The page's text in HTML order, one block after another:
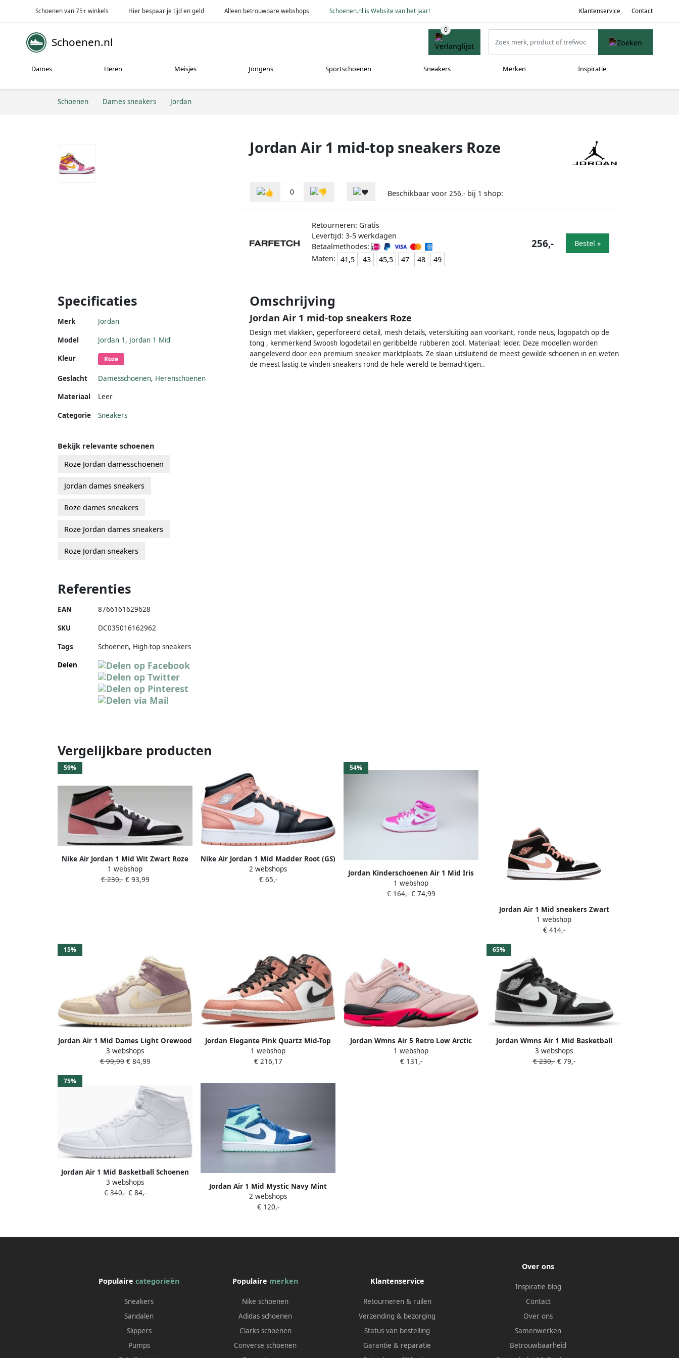
Schoenen van 75+ winkels Hier bespaar je tijd en geld Alleen betrouwbare webshops Schoenen.nl is Website van het Jaar! Klantenservice Contact
Schoenen.nl
Dames Heren Meisjes Jongens Sportschoenen Sneakers Merken Inspiratie
Schoenen Dames sneakers Jordan
Jordan Air 1 mid-top sneakers Roze
0 Beschikbaar voor 256,- bij 1 shop:
Retourneren: Gratis
Levertijd: 3-5 werkdagen
Betaalmethodes:
Maten: 41,5 43 45,5 47 48 49
256,- Bestel »
Specificaties
Merk Jordan
Model Jordan 1 , Jordan 1 Mid
Kleur
Roze
Geslacht Damesschoenen, Herenschoenen
Materiaal
Leer
Categorie Sneakers
Omschrijving
Jordan Air 1 mid-top sneakers Roze
Design met vlakken, geperforeerd detail, mesh details, vetersluiting aan voorkant, ronde neus, logopatch op de
tong , kenmerkend Swoosh logodetail en geribbelde rubberen zool. Materiaal: leder. Deze modellen worden
aangeleverd door een premium sneaker marktplaats. Ze slaan uitsluitend de meest gewilde schoenen in en weten
de meest lastig te vinden sneakers rond de hele wereld te bemachtigen..
Bekijk relevante schoenen
Roze Jordan damesschoenen
Jordan dames sneakers
Roze dames sneakers
Roze Jordan dames sneakers
Roze Jordan sneakers
Referenties
EAN 8766161629628
SKU DC035016162962
Tags
Schoenen, High-top sneakers
Delen
Vergelijkbare producten
59%
Nike Air Jordan 1 Mid Wit Zwart Roze
Doos zonder deksel
1 webshop
€ 230,-€ 93,99
Nike Air Jordan 1 Mid Madder Root (GS)
DM9077-108 Kleur als op foto Schoenen
2 webshops
€ 65,-
54%
Jordan Kinderschoenen Air 1 Mid Iris
Whisper White Fire Pink Iris Whisper
White Fire Pink
1 webshop
€ 164,-€ 74,99
Jordan Air 1 Mid sneakers Zwart
1 webshop
€ 414,-
15%
Jordan Air 1 Mid Dames Light Orewood
Brown Khaki Taupe Grey Team Gold-
Dames Light Orewood Brown Khaki
3 webshops
€ 99,99€ 84,99
Jordan Elegante Pink Quartz Mid-Top
Sneakers Pink Dames
1 webshop
€ 216,17
Jordan Wmns Air 5 Retro Low Arctic
Orange Siren Red Black Schoenmaat 40
1 2 Sneakers DA8016 806
1 webshop
€ 131,-
65%
Jordan Wmns Air 1 Mid Basketball
Schoenen white black white maat: 36
beschikbare maaten:36.5 37.5 38.5 39
3 webshops
€ 230,-€ 79,-
75%
Jordan Air 1 Mid Basketball Schoenen
white white white maat: 47.5
beschikbare maaten:41 42.5 43 44.5 45
3 webshops
€ 340,-€ 84,-
Jordan Air 1 Mid Mystic Navy Mint
Foam White Schoenmaat 47 1 2
Sneakers 554724 413
2 webshops
€ 120,-
Populairecategorieën
Sneakers
Sandalen
Slippers
Pumps
Populaire merken
Nike schoenen
Adidas schoenen
Clarks schoenen
Converse schoenen
Klantenservice
Retourneren & ruilen
Verzending & bezorging
Status van bestelling
Garantie & reparatie
Over ons
Inspiratie blog
Contact
Over ons
Samenwerken
Betrouwbaarheid